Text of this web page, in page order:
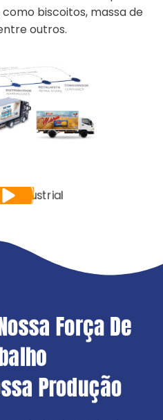
biscoitos, massa de
outros.
Força De
Produção